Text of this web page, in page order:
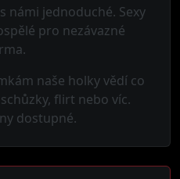
námi jednoduché. Sexy
pro nezávazné
naše holky vědí co
flirt nebo víc.
dostupné.